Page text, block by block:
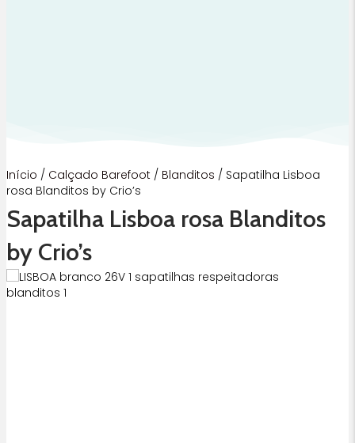
Início / Calçado Barefoot / Blanditos / Sapatilha Lisboa
rosa Blanditos by Crio’s
Sapatilha Lisboa rosa Blanditos
by Crio’s